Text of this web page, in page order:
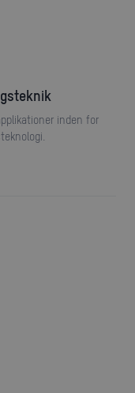
inden for